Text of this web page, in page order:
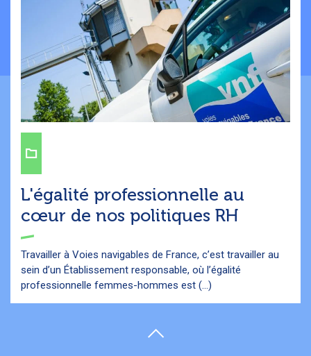
L'égalité professionnelle au
cœur de nos politiques RH
Travailler à Voies navigables de France, c’est travailler au
sein d’un Établissement responsable, où l’égalité
professionnelle femmes-hommes est (...)